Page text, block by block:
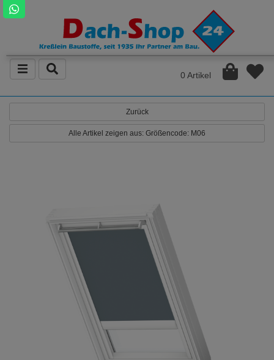
0 Artikel
Zurück
Alle Artikel zeigen aus: Größencode: M06